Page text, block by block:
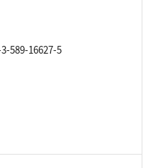
589-16627-5